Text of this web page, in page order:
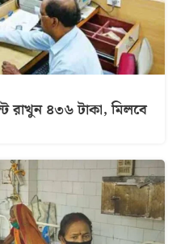
রাখুন ৪৩৬ টাকা, মিলবে